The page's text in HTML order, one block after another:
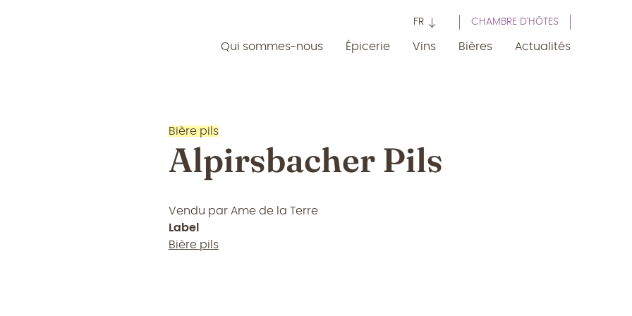
FR CHAMBRE D'HÔTES
Qui sommes-nous Épicerie Vins Bières Actualités
Bière pils
Alpirsbacher Pils
Vendu par Ame de la Terre
Label
Bière pils